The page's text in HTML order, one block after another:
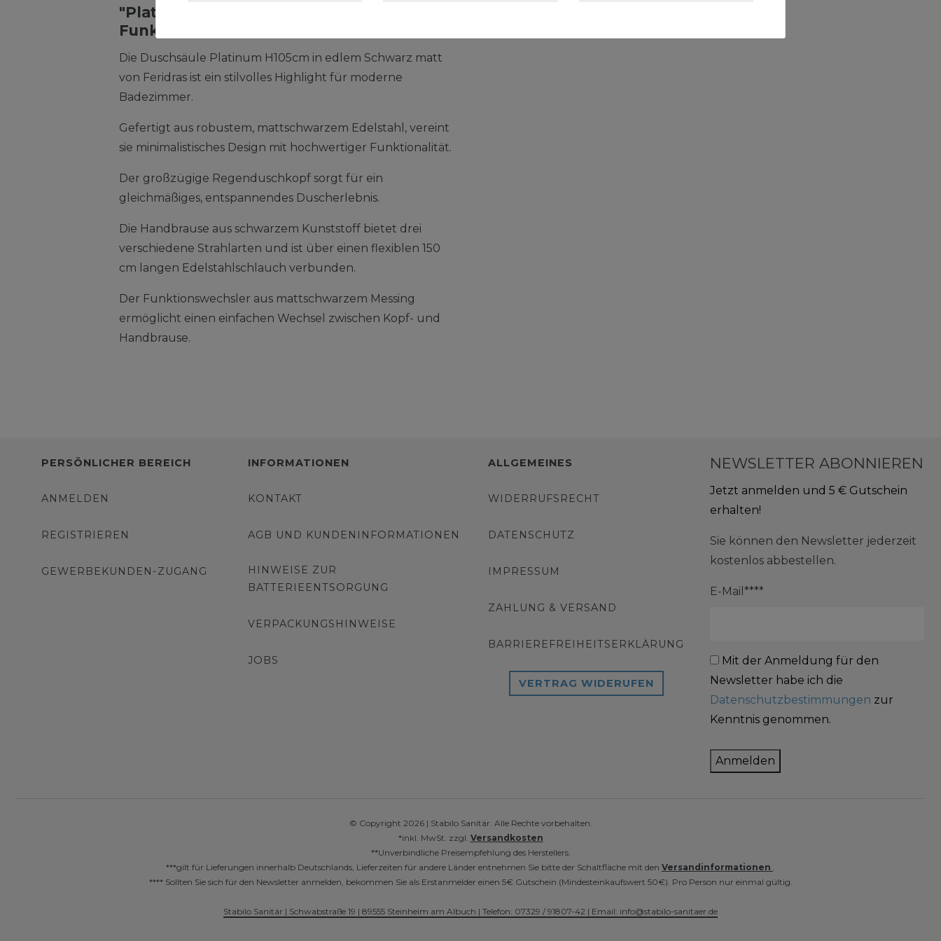
"Platinum" Duschsäule Rund mit 3
Funktions Handbrause Schwarz
Die Duschsäule Platinum H105cm in edlem Schwarz matt
von Feridras ist ein stilvolles Highlight für moderne
Badezimmer.
Gefertigt aus robustem, mattschwarzem Edelstahl, vereint
sie minimalistisches Design mit hochwertiger Funktionalität.
Der großzügige Regenduschkopf sorgt für ein
gleichmäßiges, entspannendes Duscherlebnis.
Die Handbrause aus schwarzem Kunststoff bietet drei
verschiedene Strahlarten und ist über einen flexiblen 150
cm langen Edelstahlschlauch verbunden.
Der Funktionswechsler aus mattschwarzem Messing
ermöglicht einen einfachen Wechsel zwischen Kopf- und
Handbrause.
PERSÖNLICHER BEREICH
ANMELDEN
REGISTRIEREN
GEWERBEKUNDEN-ZUGANG
INFORMATIONEN
KONTAKT
AGB UND KUNDENINFORMATIONEN
HINWEISE ZUR
BATTERIEENTSORGUNG
VERPACKUNGSHINWEISE
JOBS
ALLGEMEINES
WIDERRUFSRECHT
DATENSCHUTZ
IMPRESSUM
ZAHLUNG & VERSAND
BARRIEREFREIHEITSERKLÄRUNG
VERTRAG WIDERUFEN
NEWSLETTER ABONNIEREN
Jetzt anmelden und 5 € Gutschein
erhalten!
Sie können den Newsletter jederzeit
kostenlos abbestellen.
E-Mail****
Mit der Anmeldung für den
Newsletter habe ich die
Datenschutzbestimmungen zur
Kenntnis genommen.
Anmelden
© Copyright 2026 | Stabilo Sanitär. Alle Rechte vorbehalten.
*inkl. MwSt. zzgl. Versandkosten
**Unverbindliche Preisempfehlung des Herstellers.
***gilt für Lieferungen innerhalb Deutschlands, Lieferzeiten für andere Länder entnehmen Sie bitte der Schaltfläche mit den Versandinformationen .
**** Sollten Sie sich für den Newsletter anmelden, bekommen Sie als Erstanmelder einen 5€ Gutschein (Mindesteinkaufswert 50€). Pro Person nur einmal gültig.
Stabilo Sanitär | Schwabstraße 19 | 89555 Steinheim am Albuch | Telefon: 07329 / 91807-42 | Email: info@stabilo-sanitaer.de